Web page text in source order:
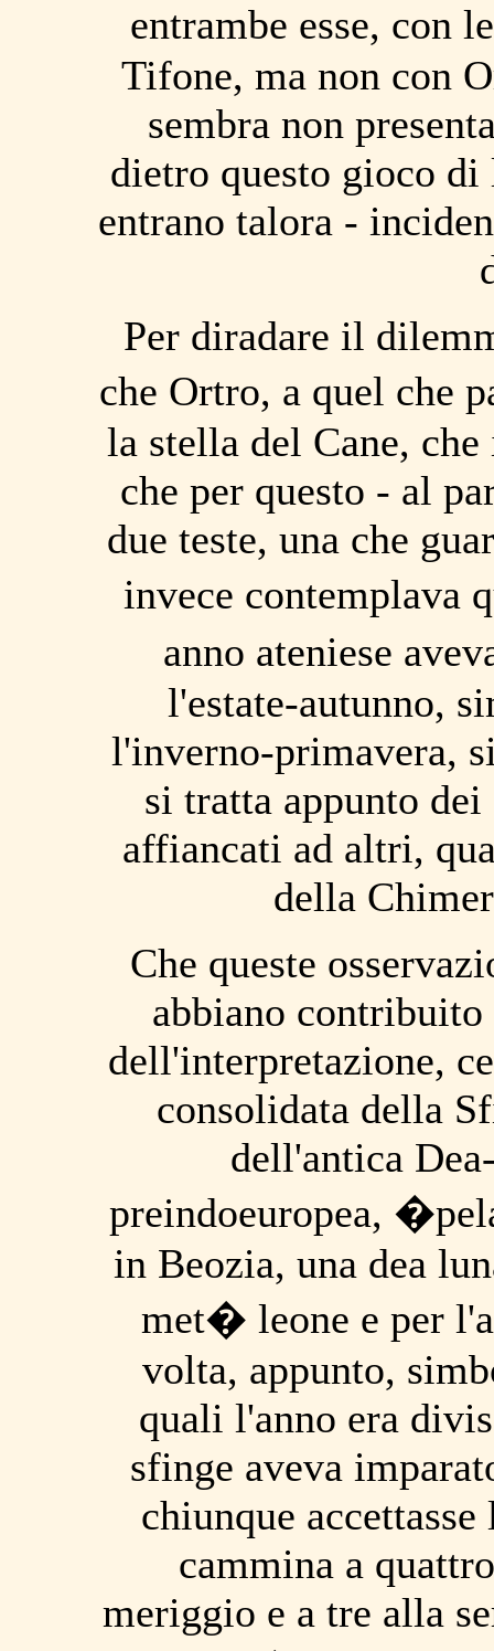
entrambe esse, con
Tifone, ma non con
sembra non
dietro questo gioco
entrano talora -
Per diradare il
che Ortro, a quel che
la stella del Cane,
che per questo - al
due teste, una che
invece contemplava
anno ateniese
l'estate-autunno,
l'inverno-primavera,
si tratta appunto
affiancati ad altri,
della
Che queste
abbiano
dell'interpretazione,
consolidata della
dell'antica
preindoeuropea,
in Beozia, una dea
met� leone e per
volta, appunto,
quali l'anno era
sfinge aveva
chiunque
cammina a
meriggio e a tre alla